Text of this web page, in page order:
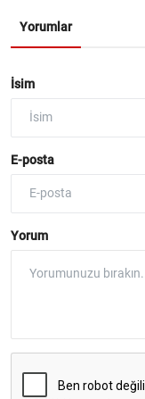
Yorumlar
İsim
E-posta
Yorum